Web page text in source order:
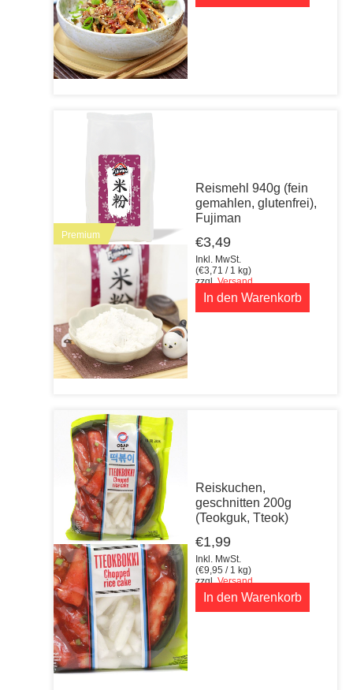
Premium
Reismehl 940g (fein
gemahlen, glutenfrei),
Fujiman
€3,49
Inkl. MwSt.
(€3,71 / 1 kg)
zzgl.Versand
In den Warenkorb
Reiskuchen,
geschnitten 200g
(Teokguk, Tteok)
€1,99
Inkl. MwSt.
(€9,95 / 1 kg)
zzgl.Versand
In den Warenkorb